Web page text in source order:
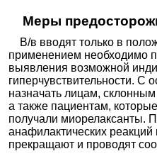
Меры
В/в вводят только в
применением необходимо
выявления возможной
гиперчувствительности. С
назначать лицам,
а также пациентам,
получали миорелаксанты.
анафилактических
прекращают и проводят